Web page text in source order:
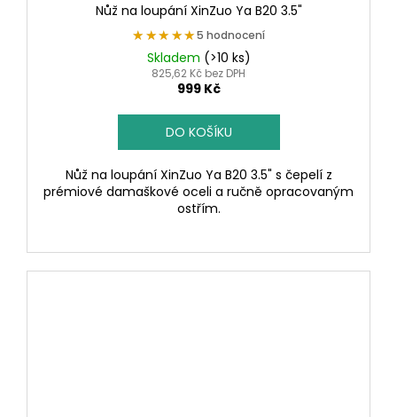
Nůž na loupání XinZuo Ya B20 3.5"
★★★★★
★★★★★5 hodnocení
Skladem (>10 ks)
825,62 Kč bez DPH
999 Kč
DO KOŠÍKU
Nůž na loupání XinZuo Ya B20 3.5" s čepelí z
prémiové damaškové oceli a ručně opracovaným
ostřím.